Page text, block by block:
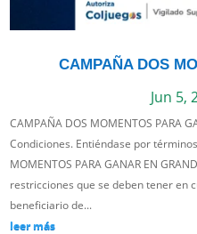
CAMPAÑA DOS
Jun 5,
CAMPAÑA DOS MOMENTOS PARA
Condiciones. Entiéndase por
MOMENTOS PARA GANAR EN
restricciones que se deben tener en
beneficiario de...
leer más